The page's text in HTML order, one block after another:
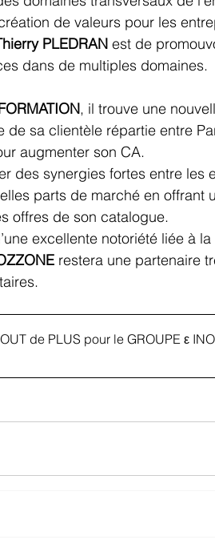
de valeurs pour les
PLEDRAN est de
dans de multiples domaines.
, il trouve une
de sa clientèle répartie entre
augmenter son CA.
des synergies fortes entre les
parts de marché en offrant
offres de son catalogue.
excellente notoriété liée à
restera une partenaire
de PLUS pour le GROUPE ε